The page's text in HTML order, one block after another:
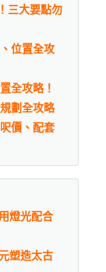
三大要點勿
位置全攻
全攻略！
劃全攻略
價、配套
燈光配合
塑造太古